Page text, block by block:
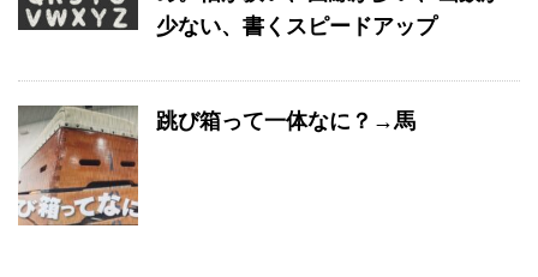
少ない、書くスピードアップ
跳び箱って一体なに？→馬